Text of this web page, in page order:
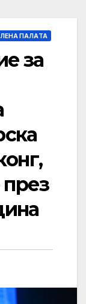
ПАЛAТА
за